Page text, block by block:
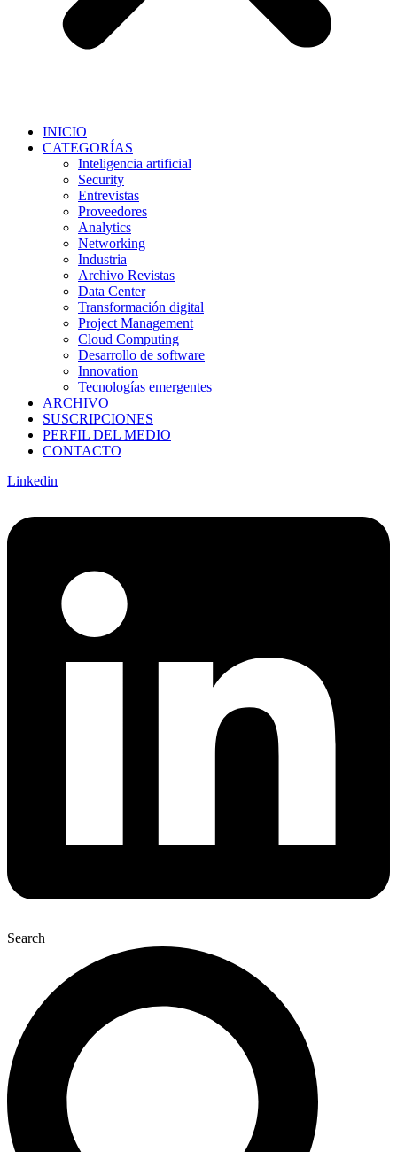
INICIO
CATEGORÍAS
Inteligencia artificial
Security
Entrevistas
Proveedores
Analytics
Networking
Industria
Archivo Revistas
Data Center
Transformación digital
Project Management
Cloud Computing
Desarrollo de software
Innovation
Tecnologías emergentes
ARCHIVO
SUSCRIPCIONES
PERFIL DEL MEDIO
CONTACTO
Linkedin
Search